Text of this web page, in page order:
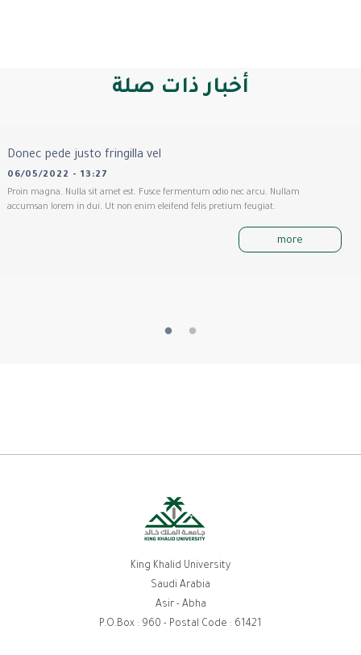
أخبار ذات صلة
Donec pede justo fringilla vel
06/05/2022 - 13:27
Proin magna. Nulla sit amet est. Fusce fermentum odio nec arcu. Nullam
accumsan lorem in dui. Ut non enim eleifend felis pretium feugiat.
more
King Khalid University
Saudi Arabia
Asir - Abha
P.O.Box : 960 - Postal Code : 61421